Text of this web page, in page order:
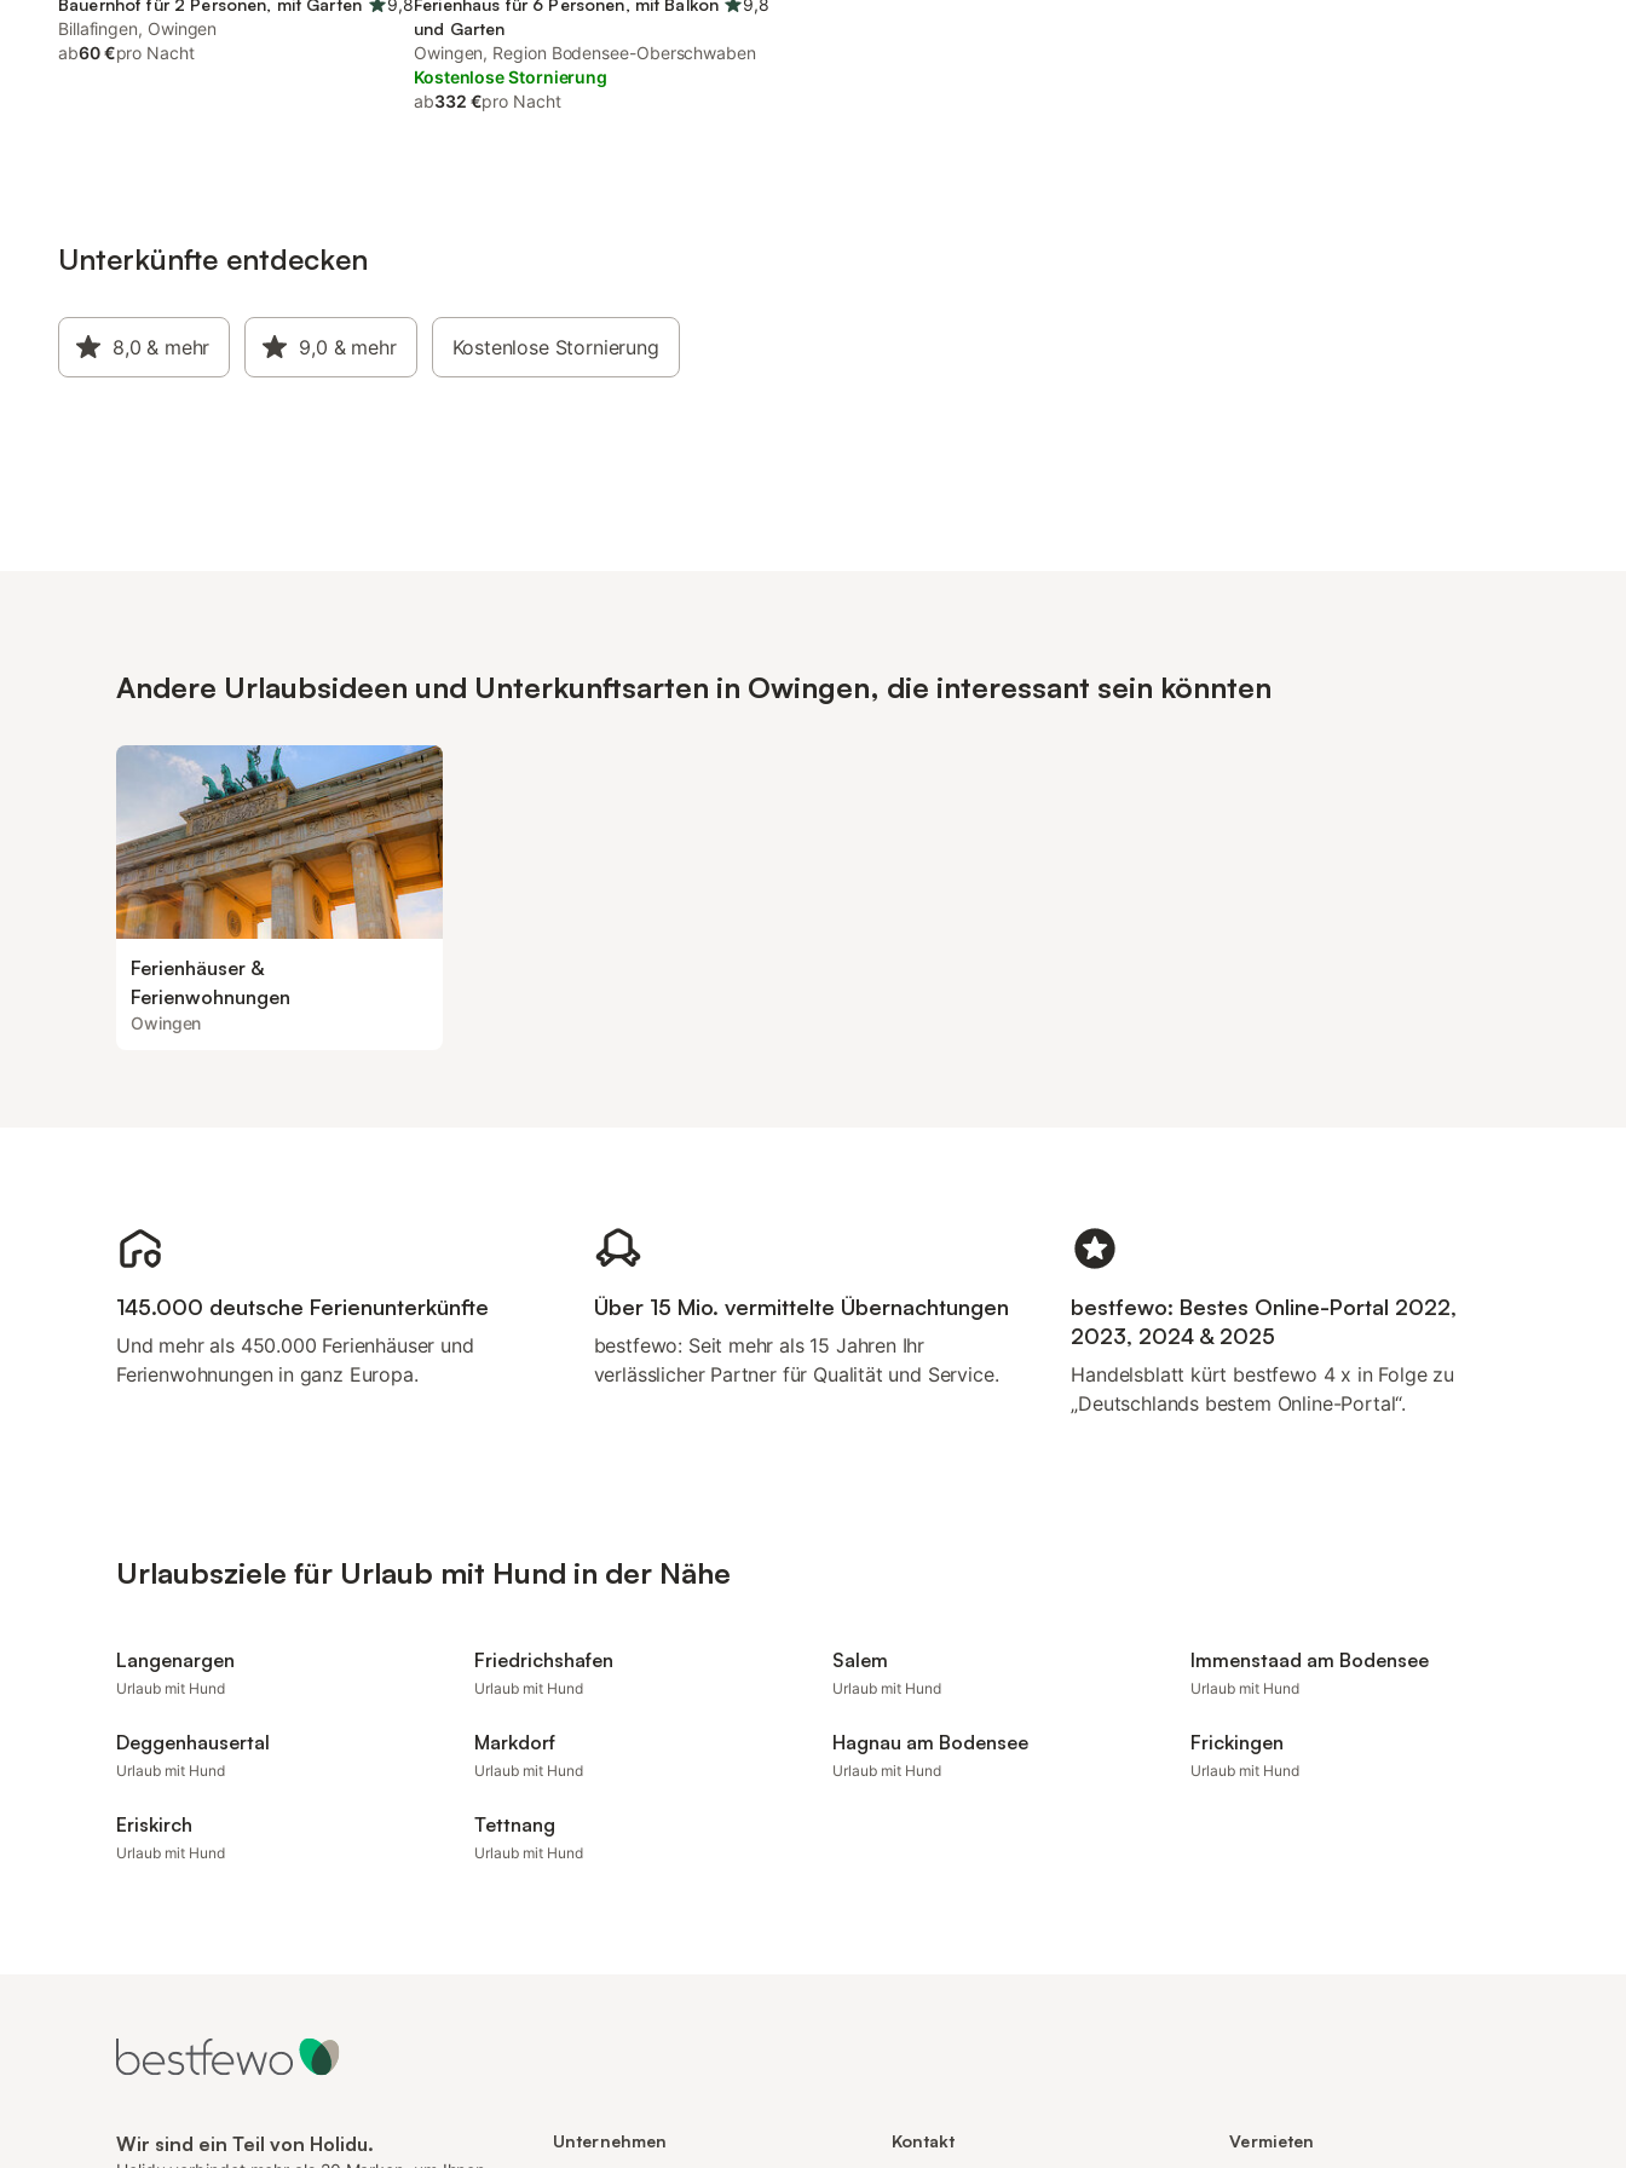
Bauernhof für 2 Personen, mit Garten
9,8
Billafingen, Owingen
ab60 €pro Nacht
Ferienhaus für 6 Personen, mit Balkon
und Garten
9,8
Owingen, Region Bodensee-Oberschwaben
Kostenlose Stornierung
ab332 €pro Nacht
Unterkünfte entdecken
8,0 & mehr 9,0 & mehr Kostenlose Stornierung
Andere Urlaubsideen und Unterkunftsarten in Owingen, die interessant sein könnten
Ferienhäuser &
Ferienwohnungen
Owingen
145.000 deutsche Ferienunterkünfte
Und mehr als 450.000 Ferienhäuser und
Ferienwohnungen in ganz Europa.
Über 15 Mio. vermittelte Übernachtungen
bestfewo: Seit mehr als 15 Jahren Ihr
verlässlicher Partner für Qualität und Service.
bestfewo: Bestes Online-Portal 2022,
2023, 2024 & 2025
Handelsblatt kürt bestfewo 4 x in Folge zu
„Deutschlands bestem Online-Portal“.
Urlaubsziele für Urlaub mit Hund in der Nähe
Langenargen
Urlaub mit Hund
Friedrichshafen
Urlaub mit Hund
Salem
Urlaub mit Hund
Immenstaad am Bodensee
Urlaub mit Hund
Deggenhausertal
Urlaub mit Hund
Markdorf
Urlaub mit Hund
Hagnau am Bodensee
Urlaub mit Hund
Frickingen
Urlaub mit Hund
Eriskirch
Urlaub mit Hund
Tettnang
Urlaub mit Hund
Wir sind ein Teil von Holidu. Unternehmen Kontakt Vermieten